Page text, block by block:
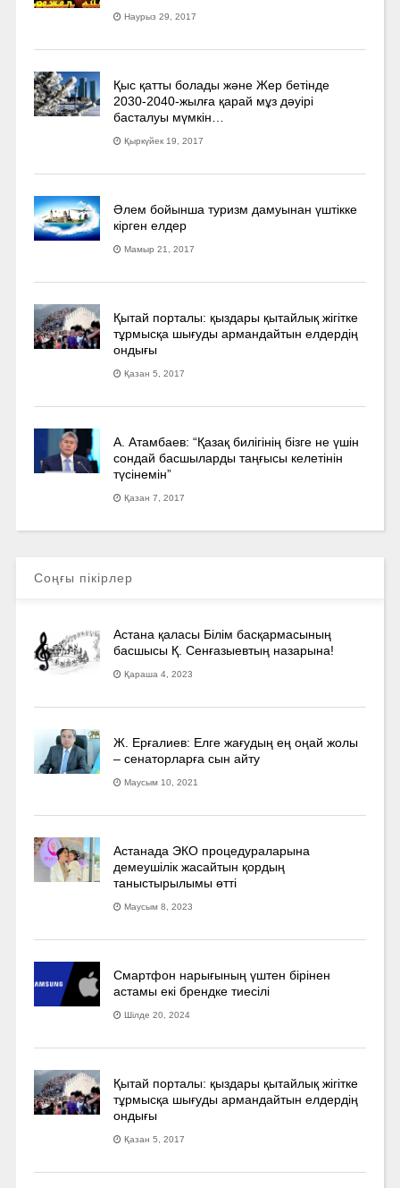
Наурыз 29, 2017
Қыс қатты болады және Жер бетінде
2030-2040­-жылға қарай мұз дәуірі
басталуы мүмкін…
Қыркүйек 19, 2017
Әлем бойынша туризм дамуынан үштікке
кірген елдер
Мамыр 21, 2017
Қытай порталы: қыздары қытайлық жігітке
тұрмысқа шығуды армандайтын елдердің
ондығы
Қазан 5, 2017
А. Атамбаев: “Қазақ билігінің бізге не үшін
сондай басшыларды таңғысы келетінін
түсінемін”
Қазан 7, 2017
Соңғы пікірлер
Астана қаласы Білім басқармасының
басшысы Қ. Сенғазыевтың назарына!
Қараша 4, 2023
Ж. Ерғалиев: Елге жағудың ең оңай жолы
– сенаторларға сын айту
Маусым 10, 2021
Астанада ЭКО процедураларына
демеушілік жасайтын қордың
таныстырылымы өтті
Маусым 8, 2023
Смартфон нарығының үштен бірінен
астамы екі брендке тиесілі
Шілде 20, 2024
Қытай порталы: қыздары қытайлық жігітке
тұрмысқа шығуды армандайтын елдердің
ондығы
Қазан 5, 2017